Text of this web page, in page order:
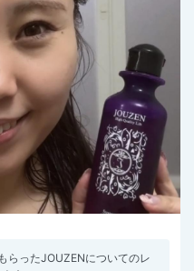
らったJOUZENについてのレ